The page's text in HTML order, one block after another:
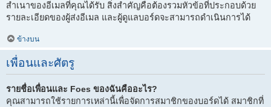
สำเนาของอีเมลที่คุณได้รับ สิ่งสำคัญคือต้องรวมหัวข้อที่ประกอบด้วย
รายละเอียดของผู้ส่งอีเมล และผู้ดูแลบอร์ดจะสามารถดำเนินการได้
ข้างบน
เพื่อนและศัตรู
รายชื่อเพื่อนและ Foes ของฉันคืออะไร?
คุณสามารถใช้รายการเหล่านี้เพื่อจัดการสมาชิกของบอร์ดได้ สมาชิกที่